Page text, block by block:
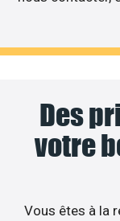
Des
votre
Vous êtes à la